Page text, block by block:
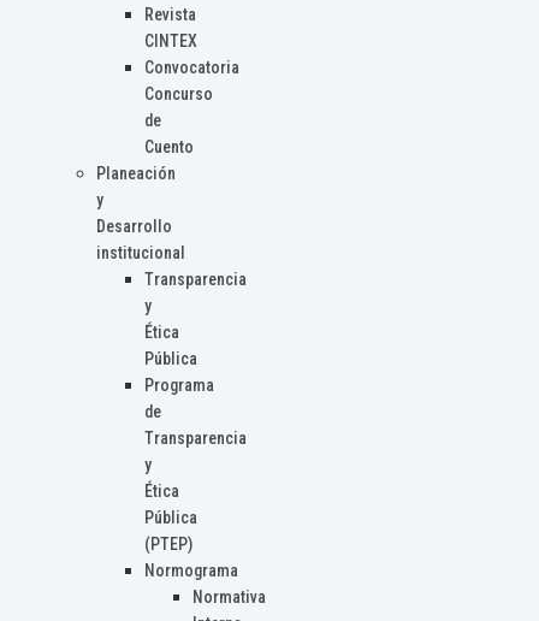
Revista
CINTEX
Convocatoria
Concurso
de
Cuento
Planeación
y
Desarrollo
institucional
Transparencia
y
Ética
Pública
Programa
de
Transparencia
y
Ética
Pública
(PTEP)
Normograma
Normativa